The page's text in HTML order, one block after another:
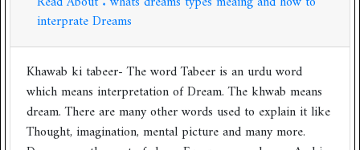
interprate Dreams
Khawab ki tabeer- The word Tabeer is an urdu word
which means interpretation of Dream. The khwab means
dream. There are many other words used to explain it like
Thought, imagination, mental picture and many more.